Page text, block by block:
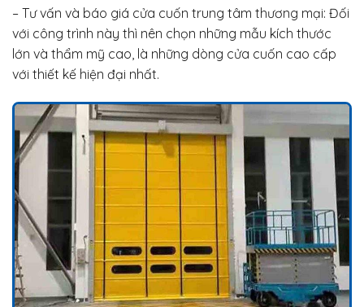
– Tư vấn và báo giá cửa cuốn trung tâm thương mại: Đối
với công trình này thì nên chọn những mẫu kích thước
lớn và thẩm mỹ cao, là những dòng cửa cuốn cao cấp
với thiết kế hiện đại nhất.